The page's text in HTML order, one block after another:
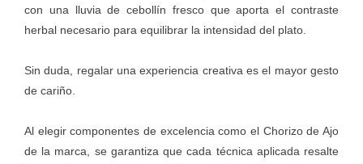
con una lluvia de cebollín fresco que aporta el contraste
herbal necesario para equilibrar la intensidad del plato.
Sin duda, regalar una experiencia creativa es el mayor gesto
de cariño.
Al elegir componentes de excelencia como el Chorizo de Ajo
de la marca, se garantiza que cada técnica aplicada resalte